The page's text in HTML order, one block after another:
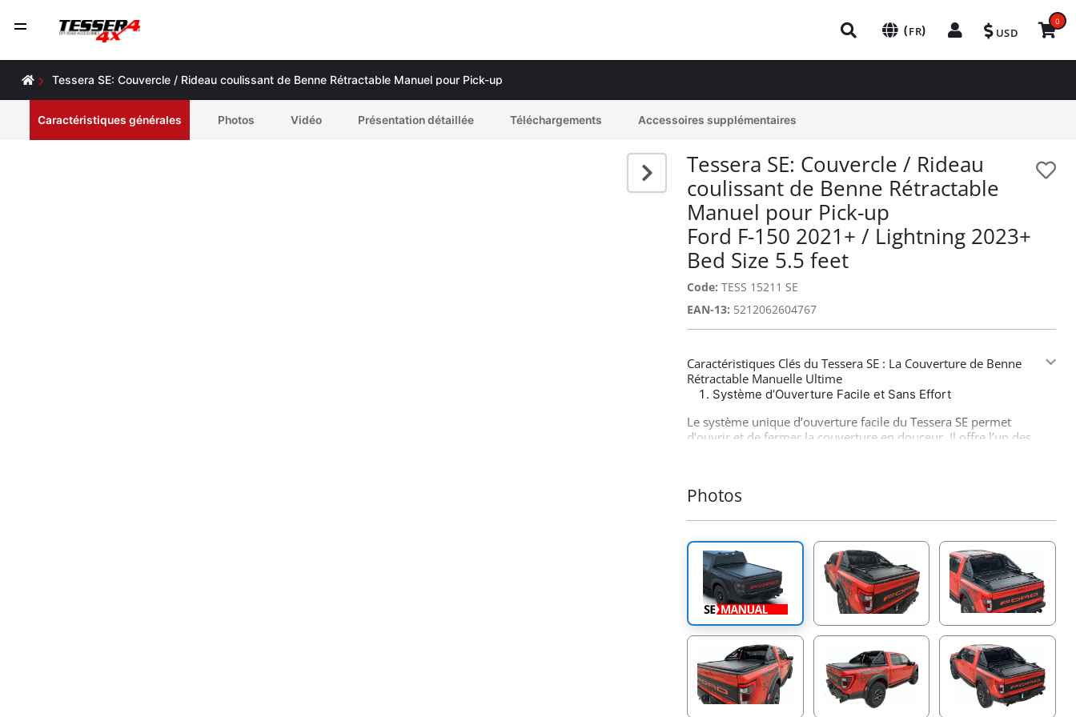
(FR) USD
0
Tessera SE: Couvercle / Rideau coulissant de Benne Rétractable Manuel pour Pick-up
Caractéristiques générales Photos Vidéo Présentation détaillée Téléchargements Accessoires supplémentaires
Tessera SE: Couvercle / Rideau
coulissant de Benne Rétractable
Manuel pour Pick-up
Ford F-150 2021+ / Lightning 2023+
Bed Size 5.5 feet
Code: TESS 15211 SE
EAN-13: 5212062604767
Caractéristiques Clés du Tessera SE : La Couverture de Benne
Rétractable Manuelle Ultime
Système d’Ouverture Facile et Sans Effort
Le système unique d’ouverture facile du Tessera SE permet
d’ouvrir et de fermer la couverture en douceur. Il offre l’un des
Rails Latéraux Robustes et Ajustés avec Précision
Fabriqués à la main avec des rails latéraux de 5 mm d’épaisseur
qui épousent parfaitement les contours des bords de la benne
de votre véhicule, le Tessera SE offre une protection accrue
contre les intempéries, renforce les rails latéraux et crée un
espace pour ajouter des accessoires supplémentaires tels que
des arceaux de sécurité, des barres latérales et transversales.
Système de Rail T-Slot Sans Perçage
Le système T-slot intégré permet une installation facile
d’accessoires supplémentaires, tels que des arceaux de sécurité,
des barres latérales et transversales, sans nécessiter de
perçage. Cette caractéristique sans perçage offre flexibilité et
options de personnalisation pour tous vos besoins de
Photos